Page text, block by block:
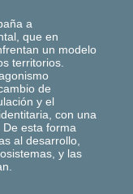
a
que en
un modelo
territorios.
de
y el
con una
esta forma
al desarrollo,
y las